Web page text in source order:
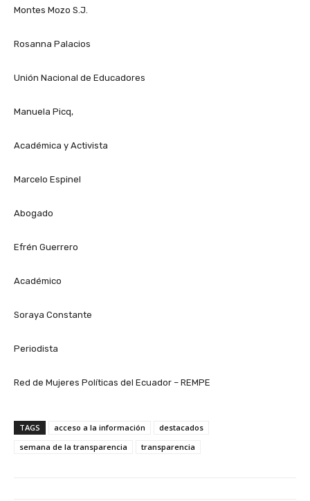
Montes Mozo S.J.
Rosanna Palacios
Unión Nacional de Educadores
Manuela Picq,
Académica y Activista
Marcelo Espinel
Abogado
Efrén Guerrero
Académico
Soraya Constante
Periodista
Red de Mujeres Políticas del Ecuador – REMPE
TAGS acceso a la información
destacados
semana de la transparencia
transparencia